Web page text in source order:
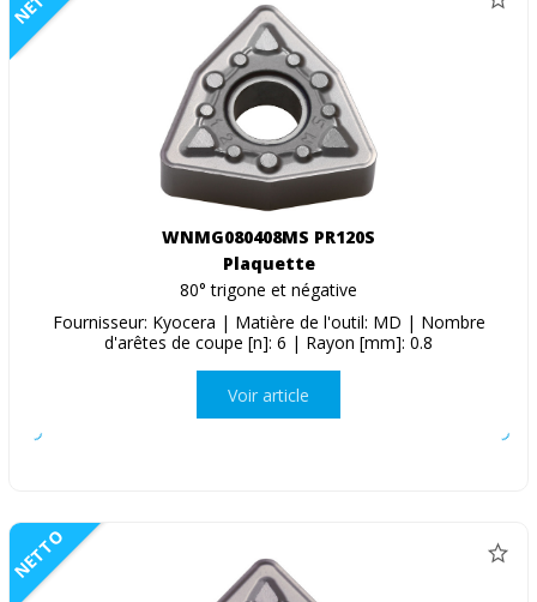
WNMG080408MS PR120S
Plaquette
80° trigone et négative
Fournisseur: Kyocera | Matière de l'outil: MD | Nombre
d'arêtes de coupe [n]: 6 | Rayon [mm]: 0.8
Voir article
NETTO